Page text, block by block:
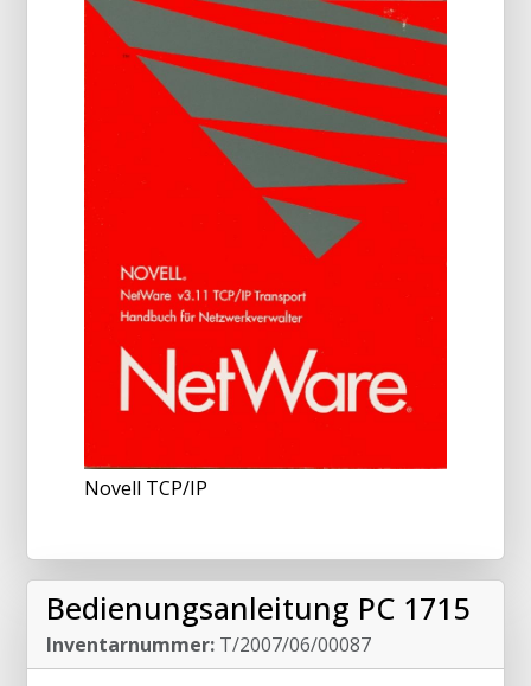
Novell TCP/IP
Bedienungsanleitung PC 1715
Inventarnummer: T/2007/06/00087